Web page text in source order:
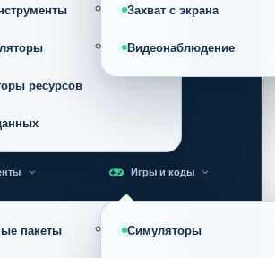
ресурсов
Захват с экрана
Видеонаблюдение
пакеты
Игры и коды
Симуляторы